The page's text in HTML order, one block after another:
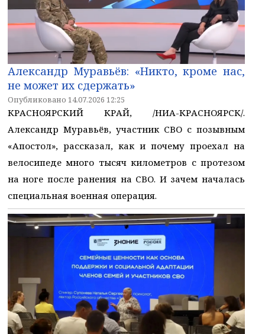
Александр Муравьёв: «Никто, кроме нас,
не может их сдержать»
Опубликовано 14.07.2026 12:25
КРАСНОЯРСКИЙ КРАЙ, /НИА-КРАСНОЯРСК/.
Александр Муравьёв, участник СВО с позывным
«Апостол», рассказал, как и почему проехал на
велосипеде много тысяч километров с протезом
на ноге после ранения на СВО. И зачем началась
специальная военная операция.